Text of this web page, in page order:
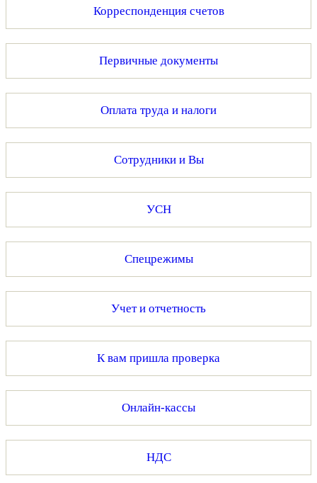
Корреспонденция счетов
Первичные документы
Оплата труда и налоги
Сотрудники и Вы
УСН
Спецрежимы
Учет и отчетность
К вам пришла проверка
Онлайн-кассы
НДС